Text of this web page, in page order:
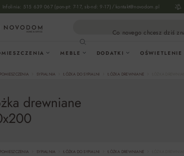
nawigacji
Infolinia: 515 639 067 (pon-pt: 7-17, sb-nd: 9-17) / kontakt@novodom.pl
Co novego chcesz dziś
MEBLE DODATKI OŚWIETLENIE
POMIESZCZENIA SYPIALNIA ŁÓŻKA DO SYPIALNI ŁÓŻKA DREWNIANE
drewniane
POMIESZCZENIA SYPIALNIA ŁÓŻKA DO SYPIALNI ŁÓŻKA DREWNIANE